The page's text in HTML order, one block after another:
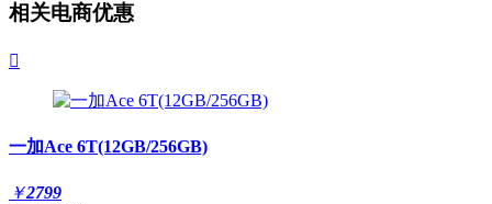
相关电商优惠

一加Ace 6T(12GB/256GB)
￥2799